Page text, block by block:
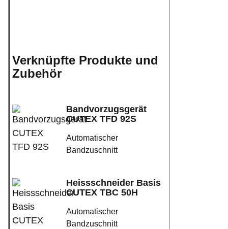
Verknüpfte Produkte und
Zubehör
Bandvorzugsgerät
CUTEX TFD 92S
Automatischer
Bandzuschnitt
Heissschneider Basis
CUTEX TBC 50H
Automatischer
Bandzuschnitt